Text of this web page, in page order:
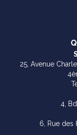
25, Avenue
4,
6, Rue des